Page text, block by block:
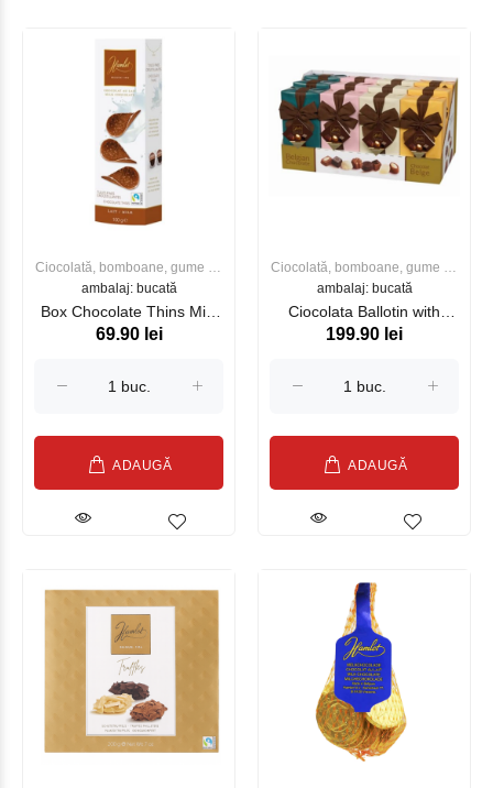
Ciocolată, bomboane, gume de
mestecat
ambalaj: bucată
Box Chocolate Thins Milk
100 g HAMLET
69.90 lei
ADAUGĂ
Ciocolată, bomboane, gume de
mestecat
ambalaj: bucată
Ciocolata Ballotin with
Ribbon 250g HAMLET
199.90 lei
ADAUGĂ